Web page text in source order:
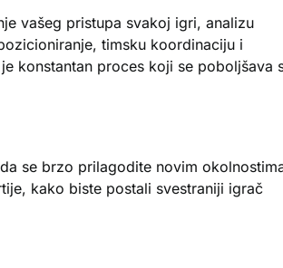
vašeg pristupa svakoj igri, analizu
timsku koordinaciju i
konstantan proces koji se poboljšava
se brzo prilagodite novim
kako biste postali svestraniji igrač